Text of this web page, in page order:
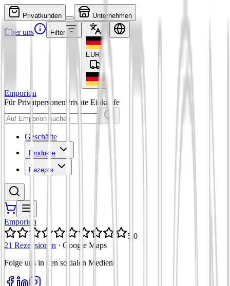
Privatkunden Unternehmen
Über uns Filter
EUR
Emporion
Für PrivatpersonenPrivate Einkäufe
Geschäfte
Produkte
Rezepte
Emporion
5,0
21 Rezensionen · Google Maps
Folge uns in den sozialen Medien: